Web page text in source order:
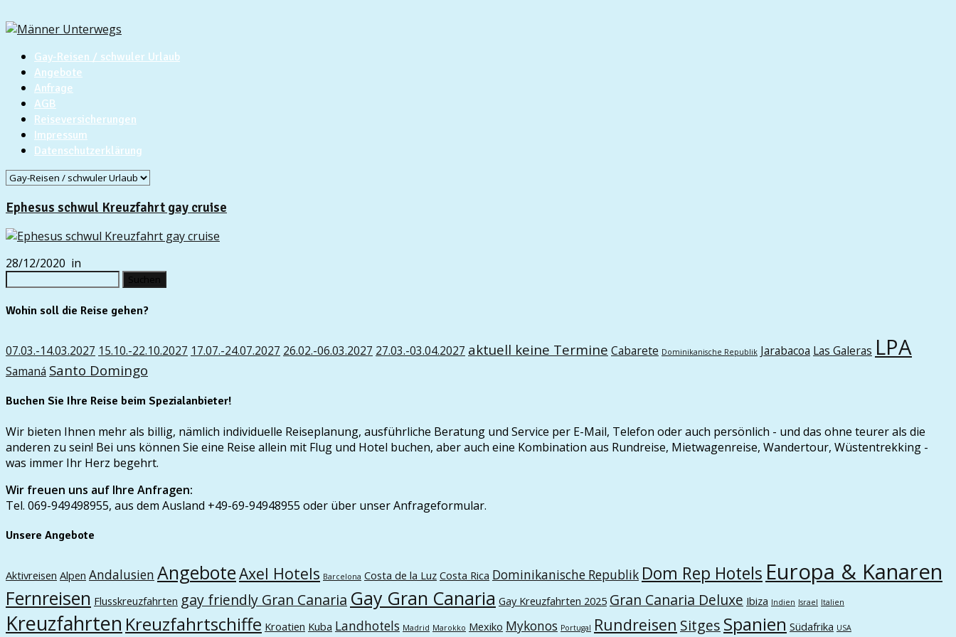
Gay-Reisen / schwuler Urlaub
Angebote
Anfrage
AGB
Reiseversicherungen
Impressum
Datenschutzerklärung
Ephesus schwul Kreuzfahrt gay cruise
28/12/2020 in
Wohin soll die Reise gehen?
07.03.-14.03.2027 15.10.-22.10.2027 17.07.-24.07.2027 26.02.-06.03.2027 27.03.-03.04.2027 aktuell keine Termine Cabarete Dominikanische Republik Jarabacoa Las Galeras LPA
Samaná Santo Domingo
Buchen Sie Ihre Reise beim Spezialanbieter!
Wir bieten Ihnen mehr als billig, nämlich individuelle Reiseplanung, ausführliche Beratung und Service per E-Mail, Telefon oder auch persönlich - und das ohne teurer als die
anderen zu sein! Bei uns können Sie eine Reise allein mit Flug und Hotel buchen, aber auch eine Kombination aus Rundreise, Mietwagenreise, Wandertour, Wüstentrekking -
was immer Ihr Herz begehrt.
Wir freuen uns auf Ihre Anfragen:
Tel. 069-949498955, aus dem Ausland +49-69-94948955 oder über unser Anfrageformular.
Unsere Angebote
Aktivreisen Alpen Andalusien AngeboteAxel Hotels Barcelona Costa de la Luz Costa Rica Dominikanische Republik Dom Rep Hotels Europa & Kanaren
Fernreisen Flusskreuzfahrten gay friendly Gran Canaria Gay Gran Canaria Gay Kreuzfahrten 2025 Gran Canaria Deluxe Ibiza Indien Israel Italien
Kreuzfahrten Kreuzfahrtschiffe Kroatien Kuba Landhotels Madrid Marokko Mexiko Mykonos Portugal Rundreisen Sitges Spanien Südafrika USA